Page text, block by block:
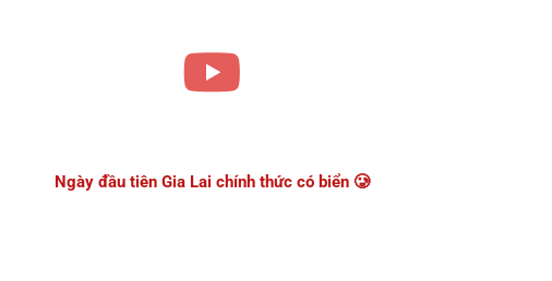
Ngày đầu tiên Gia Lai chính thức có biển 🥲